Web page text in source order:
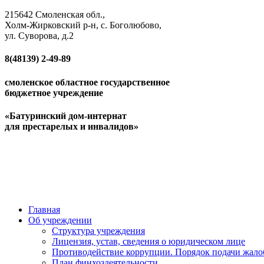
215642 Смоленская обл.,
Холм-Жирковский р-н, с. Боголюбово,
ул. Суворова, д.2
8(48139) 2-49-89
смоленское областное государственное
бюджетное учреждение
«Батуринский дом-интернат
для престарелых и инвалидов»
Главная
Об учреждении
Структура учреждения
Лицензия, устав, сведения о юридическом лице
Противодействие коррупции. Порядок подачи